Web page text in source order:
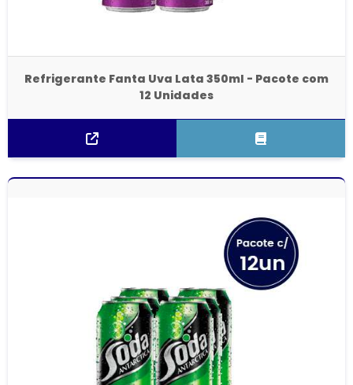
Refrigerante Fanta Uva Lata 350ml - Pacote com
12 Unidades